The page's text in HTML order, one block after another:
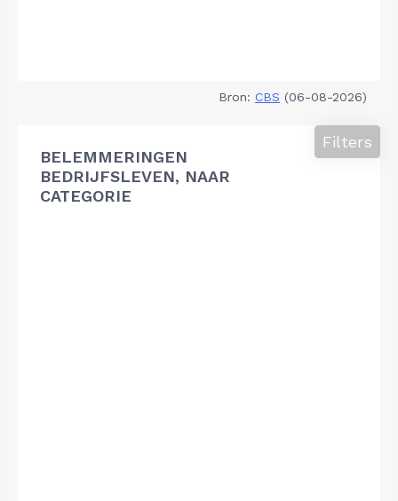
Bron: CBS (06-08-2026)
BELEMMERINGEN
BEDRIJFSLEVEN, NAAR
CATEGORIE
Filters